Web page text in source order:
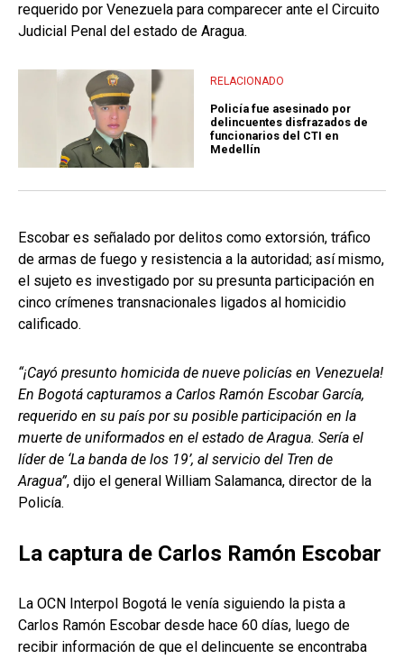
requerido por Venezuela para comparecer ante el Circuito
Judicial Penal del estado de Aragua.
RELACIONADO
Policía fue asesinado por
delincuentes disfrazados de
funcionarios del CTI en
Medellín
Escobar es señalado por delitos como extorsión, tráfico
de armas de fuego y resistencia a la autoridad; así mismo,
el sujeto es investigado por su presunta participación en
cinco crímenes transnacionales ligados al homicidio
calificado.
“¡Cayó presunto homicida de nueve policías en Venezuela!
En Bogotá capturamos a Carlos Ramón Escobar García,
requerido en su país por su posible participación en la
muerte de uniformados en el estado de Aragua. Sería el
líder de ‘La banda de los 19’, al servicio del Tren de
Aragua”, dijo el general William Salamanca, director de la
Policía.
La captura de Carlos Ramón Escobar
La OCN Interpol Bogotá le venía siguiendo la pista a
Carlos Ramón Escobar desde hace 60 días, luego de
recibir información de que el delincuente se encontraba